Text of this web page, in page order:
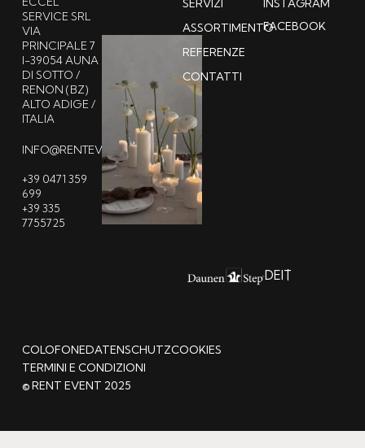
SERVICE SRL
VIA
PRINCIPALE 7
I-39054 AUNA
DI SOTTO /
RENON (BZ)
ALTO ADIGE /
ITALIA
INFO@RENTEVENT.IT
+39 0471 359
699
+39 335
7755725
SERVIZI
ASSORTIMENTO
REFERENZE
CONTATTI
INSTAGRAM
FACEBOOK
DEIT
COLOFONEDATENSCHUTZCOOKIES
TERMINI E CONDIZIONI
© RENT EVENT 2025